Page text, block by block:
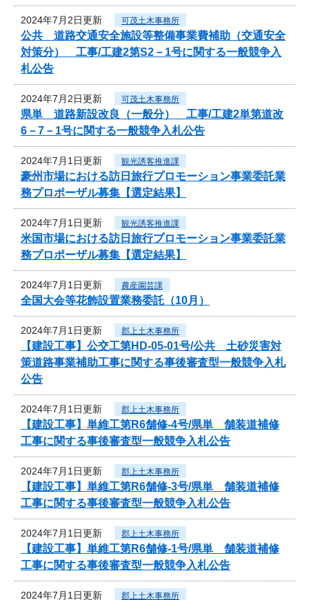
2024年7月2日更新 可茂土木事務所
公共 道路交通安全施設等整備事業費補助（交通安全
対策分） 工事/工建2第S2－1号に関する一般競争入
札公告
2024年7月2日更新 可茂土木事務所
県単 道路新設改良（一般分） 工事/工建2単第道改
6－7－1号に関する一般競争入札公告
2024年7月1日更新 観光誘客推進課
豪州市場における訪日旅行プロモーション事業委託業
務プロポーザル募集【選定結果】
2024年7月1日更新 観光誘客推進課
米国市場における訪日旅行プロモーション事業委託業
務プロポーザル募集【選定結果】
2024年7月1日更新 農産園芸課
全国大会等花飾設置業務委託（10月）
2024年7月1日更新 郡上土木事務所
【建設工事】公交工第HD-05-01号/公共 土砂災害対
策道路事業補助工事に関する事後審査型一般競争入札
公告
2024年7月1日更新 郡上土木事務所
【建設工事】単維工第R6舗修-4号/県単 舗装道補修
工事に関する事後審査型一般競争入札公告
2024年7月1日更新 郡上土木事務所
【建設工事】単維工第R6舗修-3号/県単 舗装道補修
工事に関する事後審査型一般競争入札公告
2024年7月1日更新 郡上土木事務所
【建設工事】単維工第R6舗修-1号/県単 舗装道補修
工事に関する事後審査型一般競争入札公告
2024年7月1日更新 郡上土木事務所